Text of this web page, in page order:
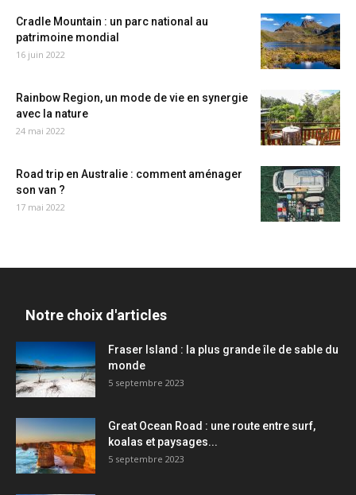
Cradle Mountain : un parc national au
patrimoine mondial
16 juin 2022
Rainbow Region, un mode de vie en synergie
avec la nature
24 mai 2022
Road trip en Australie : comment aménager
son van ?
17 mai 2022
Notre choix d'articles
Fraser Island : la plus grande île de sable du
monde
5 septembre 2023
Great Ocean Road : une route entre surf,
koalas et paysages...
5 septembre 2023